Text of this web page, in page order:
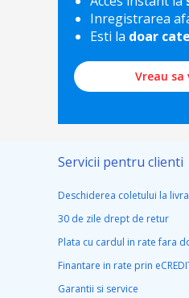
Inregistrarea
Esti la doar
Vreau sa
Servicii pentru clienti
Deschiderea coletului la
30 de zile drept de retur
Plata cu cardul in rate fara
Finantare in rate prin
Garantii si service